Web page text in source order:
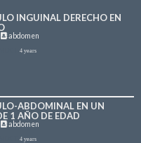
INGUINAL DERECHO EN
abdomen
4 years
ABDOMINAL EN UN
1 AÑO DE EDAD
abdomen
4 years